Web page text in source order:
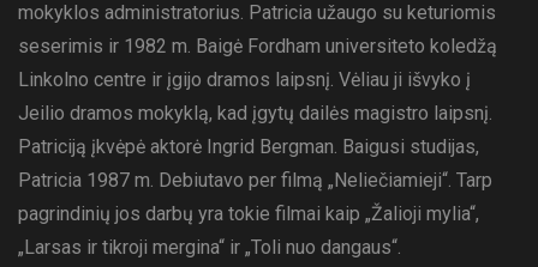
mokyklos administratorius. Patricia užaugo su keturiomis
seserimis ir 1982 m. Baigė Fordham universiteto koledžą
Linkolno centre ir įgijo dramos laipsnį. Vėliau ji išvyko į
Jeilio dramos mokyklą, kad įgytų dailės magistro laipsnį.
Patriciją įkvėpė aktorė Ingrid Bergman. Baigusi studijas,
Patricia 1987 m. Debiutavo per filmą „Neliečiamieji“. Tarp
pagrindinių jos darbų yra tokie filmai kaip „Žalioji mylia“,
„Larsas ir tikroji mergina“ ir „Toli nuo dangaus“.